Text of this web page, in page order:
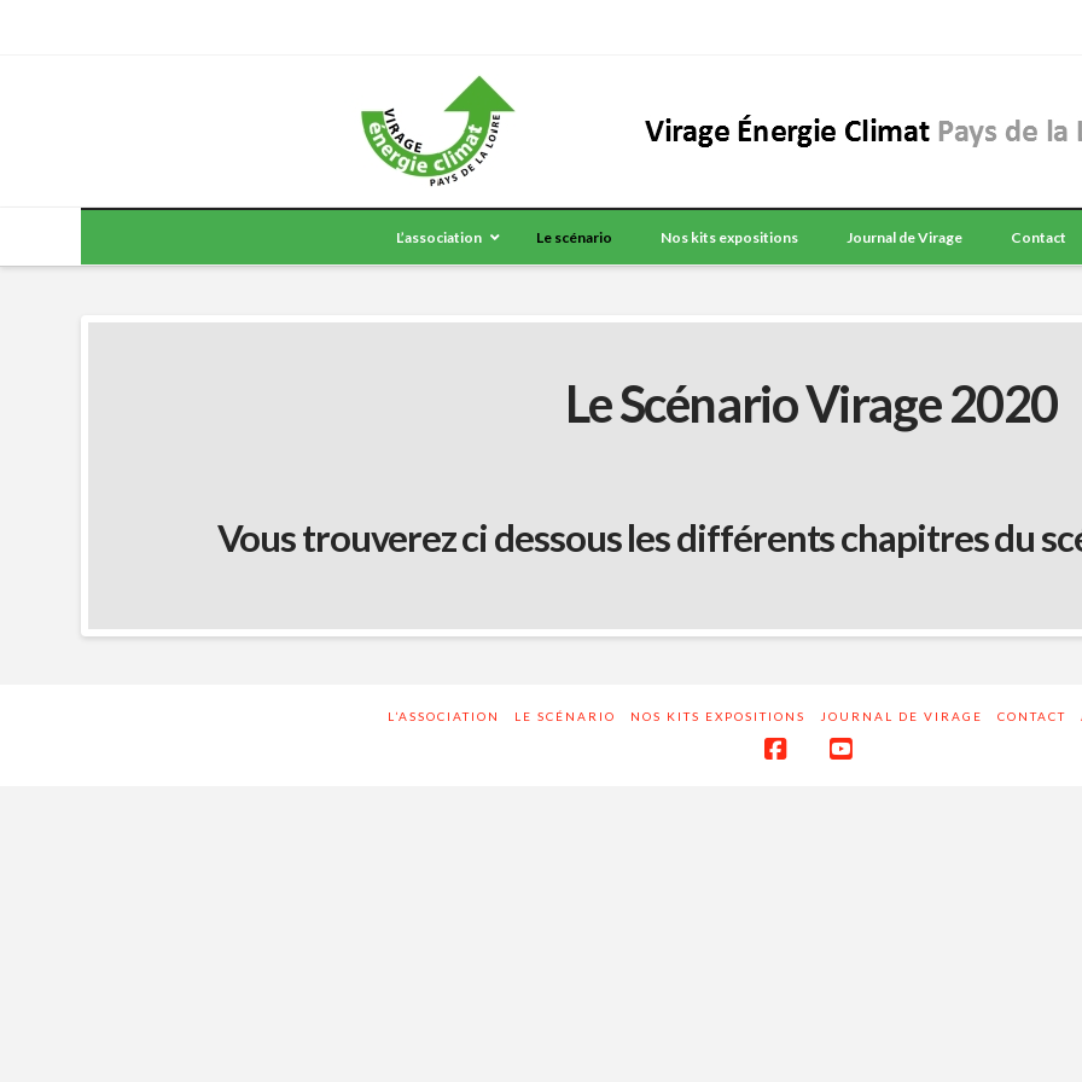
L’association Le scénario Nos kits expositions Journal de Virage Contact
Le Scénario Virage 2020
Vous trouverez ci dessous les différents chapitres du
L’ASSOCIATION LE SCÉNARIO NOS KITS EXPOSITIONS JOURNAL DE VIRAGE CONTACT